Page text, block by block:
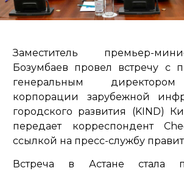
Заместитель премьер-
Бозумбаев провел встречу с
генеральным
корпорации зарубежной
городского развития (KIND)
передает корреспондент
ссылкой на пресс-службу
Встреча в Астане стала